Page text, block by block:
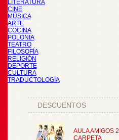
LITERATURA
CINE
MÚSICA
ARTE
COCINA
POLONIA
TEATRO
FILOSOFÍA
RELIGIÓN
DEPORTE
CULTURA
TRADUCTOLOGÍA
DESCUENTOS
AULA AMIGOS 2
CARPETA